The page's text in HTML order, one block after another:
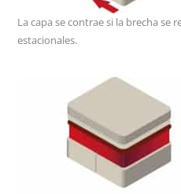
La capa se contrae si la brecha se
estacionales.